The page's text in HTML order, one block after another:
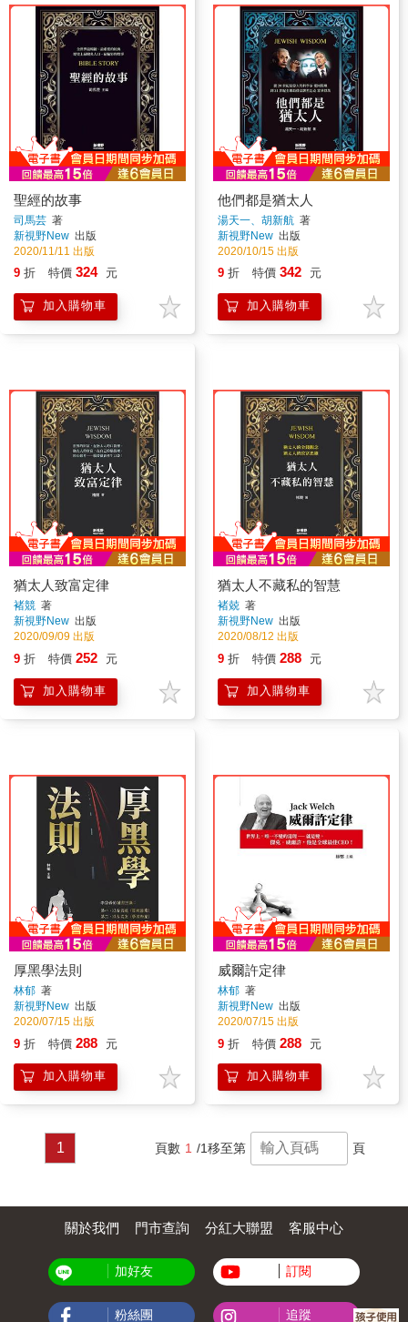
聖經的故事
司馬芸 著
新視野New 出版
2020/11/11 出版
9 折 特價 324 元
加入購物車
他們都是猶太人
湯天一、胡新航 著
新視野New 出版
2020/10/15 出版
9 折 特價 342 元
加入購物車
猶太人致富定律
褚競 著
新視野New 出版
2020/09/09 出版
9 折 特價 252 元
加入購物車
猶太人不藏私的智慧
褚兢 著
新視野New 出版
2020/08/12 出版
9 折 特價 288 元
加入購物車
厚黑學法則
林郁 著
新視野New 出版
2020/07/15 出版
9 折 特價 288 元
加入購物車
威爾許定律
林郁 著
新視野New 出版
2020/07/15 出版
9 折 特價 288 元
加入購物車
1 頁數 1 /1移至第 頁
關於我們 門市查詢 分紅大聯盟 客服中心
加好友 訂閱
粉絲團 追蹤